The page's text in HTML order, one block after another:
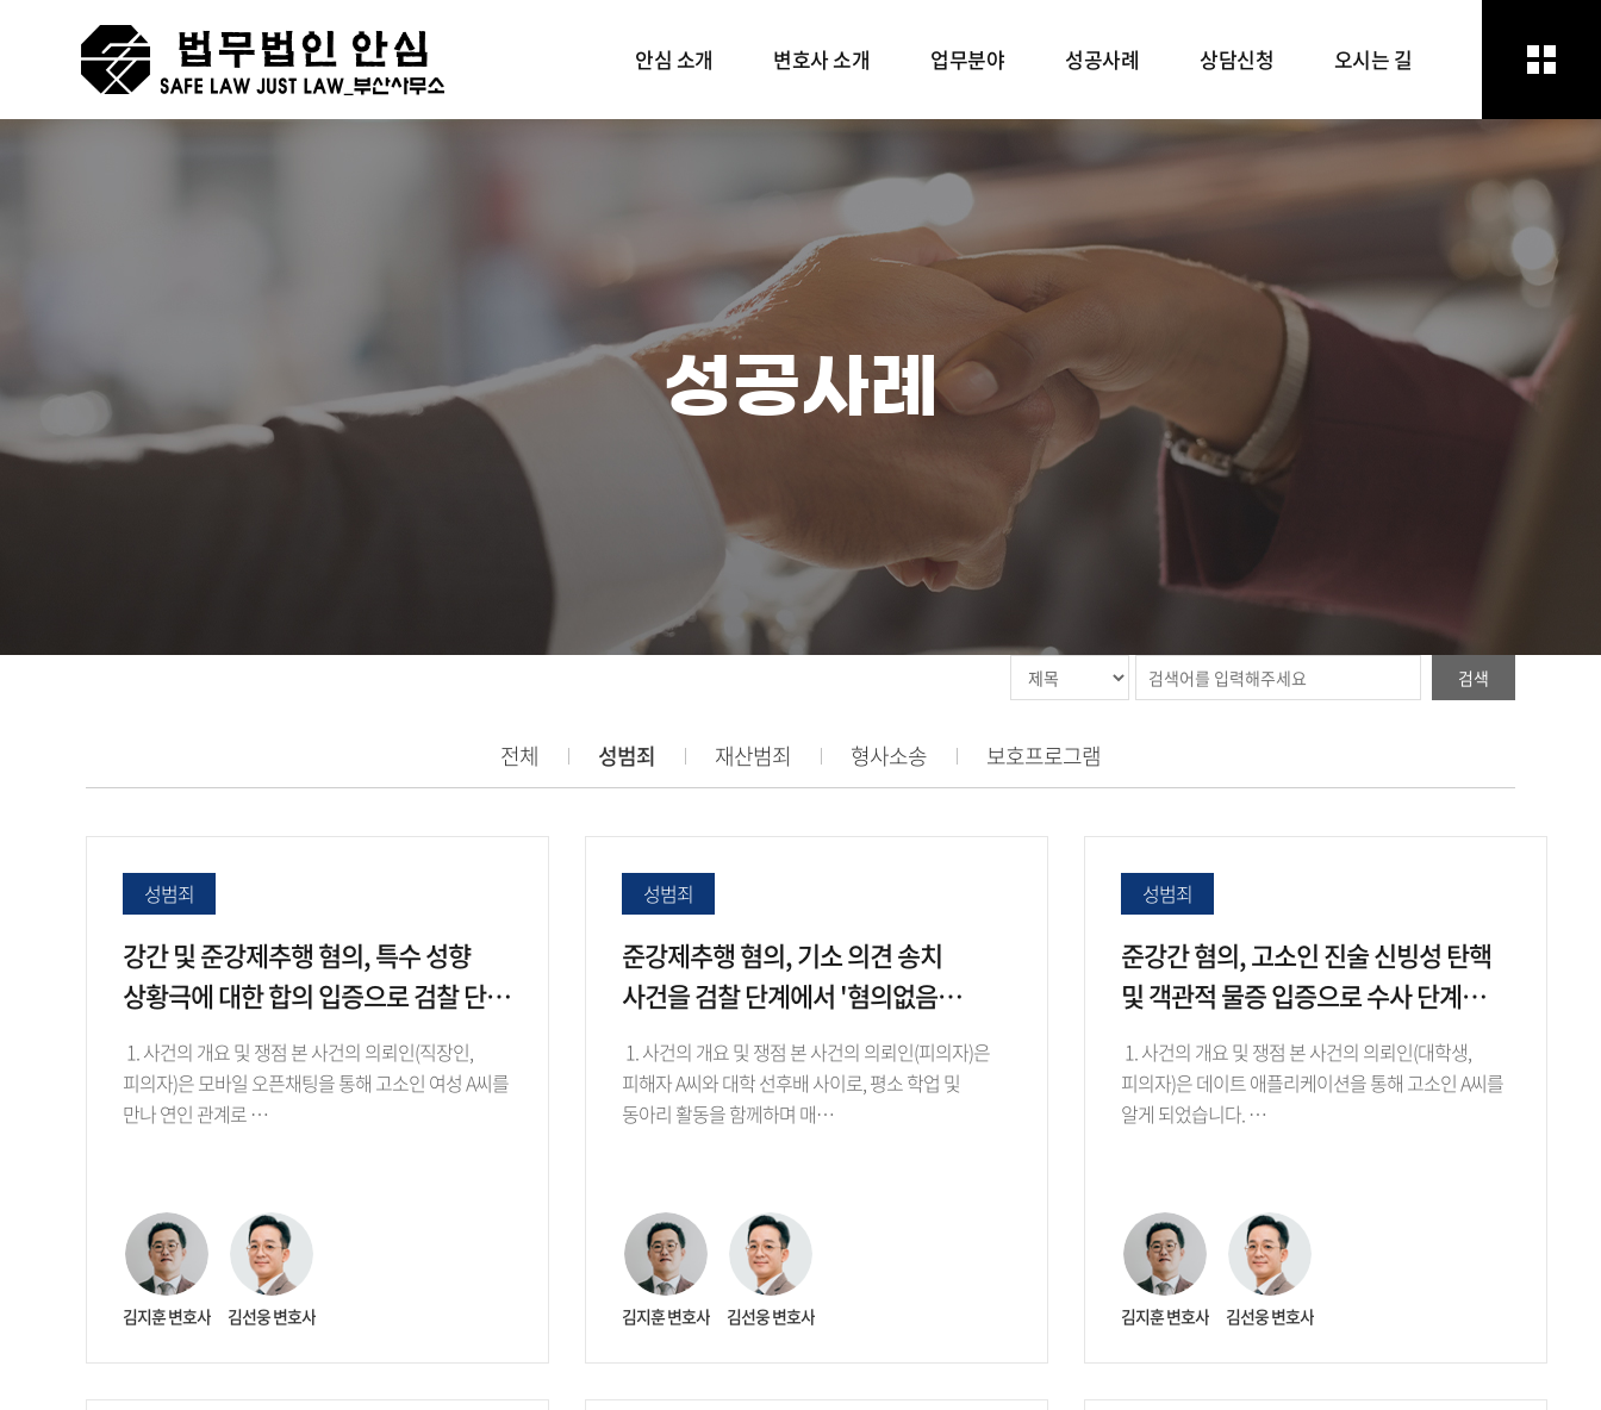
안심 소개 변호사 소개 업무분야
재산범죄
형사소송
보호프로그램
성공사례 상담신청 오시는 길
오시는 길
성공사례
검색
전체 성범죄 재산범죄 형사소송 보호프로그램
성범죄
강간 및 준강제추행 혐의, 특수 성향
상황극에 대한 합의 입증으로 검찰 단계
'혐의없음(증거불충분)' 불기소…
피의자)은 모바일 오픈채팅을 통해 고소인 여성 A씨를
만나 연인 관계로 …
김지훈 변호사 김선웅 변호사
성범죄
준강제추행 혐의, 기소 의견 송치
사건을 검찰 단계에서 '혐의없음
(증거불충분)' 불기소 처분으로 반전
종결
피해자 A씨와 대학 선후배 사이로, 평소 학업 및
동아리 활동을 함께하며 매…
김지훈 변호사 김선웅 변호사
성범죄
준강간 혐의, 고소인 진술 신빙성 탄핵
및 객관적 물증 입증으로 수사 단계
'불송치(혐의없음)' 종결
피의자)은 데이트 애플리케이션을 통해 고소인 A씨를
알게 되었습니다. …
김지훈 변호사 김선웅 변호사